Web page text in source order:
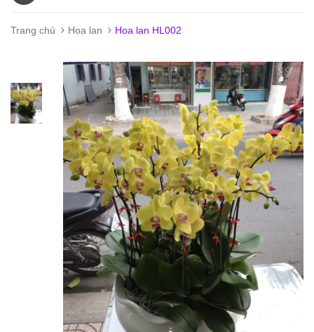
Trang chủ Hoa lan Hoa lan HL002